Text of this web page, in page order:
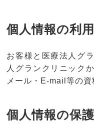
個人情報の利
お客様と医療法人グ
人グランクリニック
メール・E-mail等の資
個人情報の保